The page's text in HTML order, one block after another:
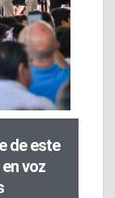
de este
voz